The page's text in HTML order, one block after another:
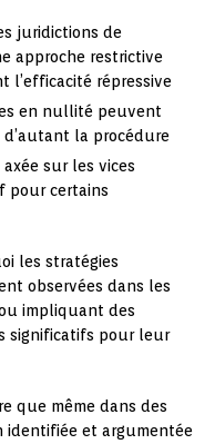
juridictions de
approche restrictive
l’efficacité répressive
en nullité peuvent
la procédure
sur les vices
pour certains
les stratégies
observées dans les
impliquant des
significatifs pour leur
que même dans des
identifiée et argumentée